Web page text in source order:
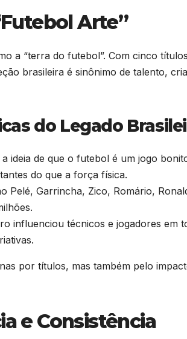
Arte”
a “terra do futebol”. Com cinco
brasileira é sinônimo de talento,
do Legado
ideia de que o futebol é um jogo
do que a força física.
Pelé, Garrincha, Zico, Romário,
influenciou técnicos e jogadores em
por títulos, mas também pelo
e Consistência